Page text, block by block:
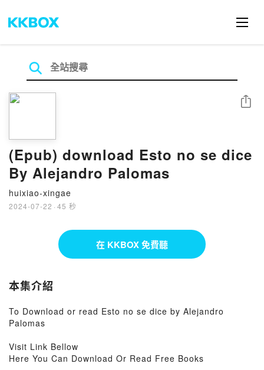
(Epub) download Esto no se dice
By Alejandro Palomas
huixiao-xingae
2024-07-22 · 45 秒
分享
在 KKBOX 免費聽
本集介紹
To Download or read Esto no se dice by Alejandro
Palomas
Visit Link Bellow
Here You Can Download Or Read Free Books